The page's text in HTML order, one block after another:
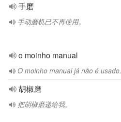
手磨
手动磨机已不再使用。
o moinho manual
O moinho manual já não é usado.
胡椒磨
把胡椒磨递给我。